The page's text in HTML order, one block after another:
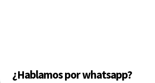
¿Hablamos por whatsapp?